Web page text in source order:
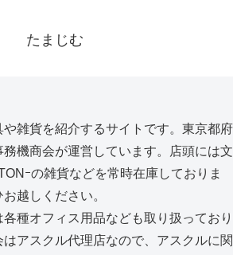
たまじむ
や雑貨を紹介するサイトです。東京都府
機商会が運営しています。店頭には文
ｰの雑貨などを常時在庫しておりま
越しください。
種オフィス用品なども取り扱っており
アスクル代理店なので、アスクルに関